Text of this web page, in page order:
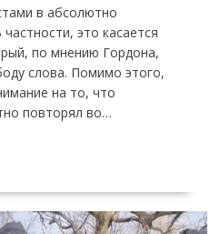
в абсолютно
это касается
по мнению Гордона,
слова. Помимо этого,
на то, что
повторял во…